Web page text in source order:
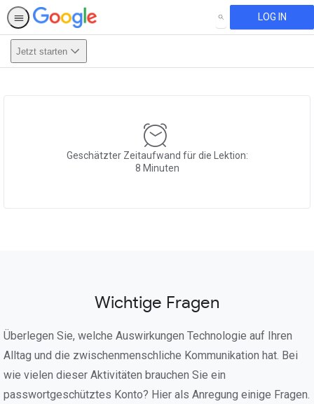
SEARCH LOG IN
Jetzt starten
Geschätzter Zeitaufwand für die Lektion:
8 Minuten
Wichtige Fragen
Überlegen Sie, welche Auswirkungen Technologie auf Ihren
Alltag und die zwischenmenschliche Kommunikation hat. Bei
wie vielen dieser Aktivitäten brauchen Sie ein
passwortgeschütztes Konto? Hier als Anregung einige Fragen.